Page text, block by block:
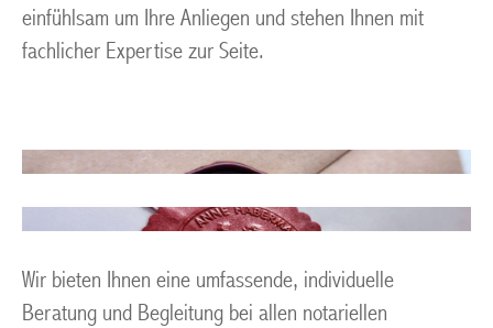
einfühlsam um Ihre Anliegen und stehen Ihnen mit
fachlicher Expertise zur Seite.
Wir bieten Ihnen eine umfassende, individuelle
Beratung und Begleitung bei allen notariellen